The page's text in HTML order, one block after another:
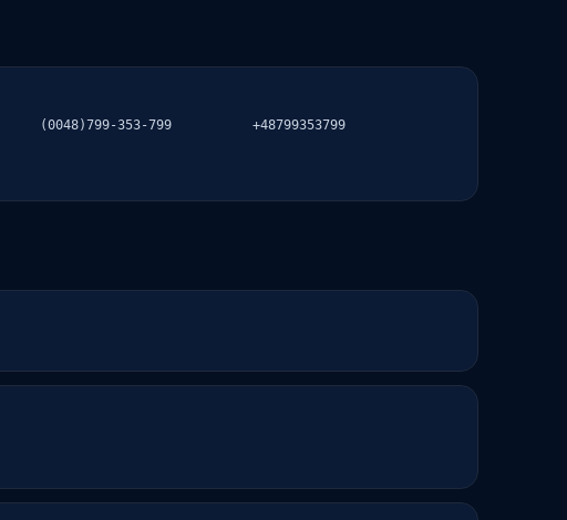
(0048)799-353-799 +48799353799